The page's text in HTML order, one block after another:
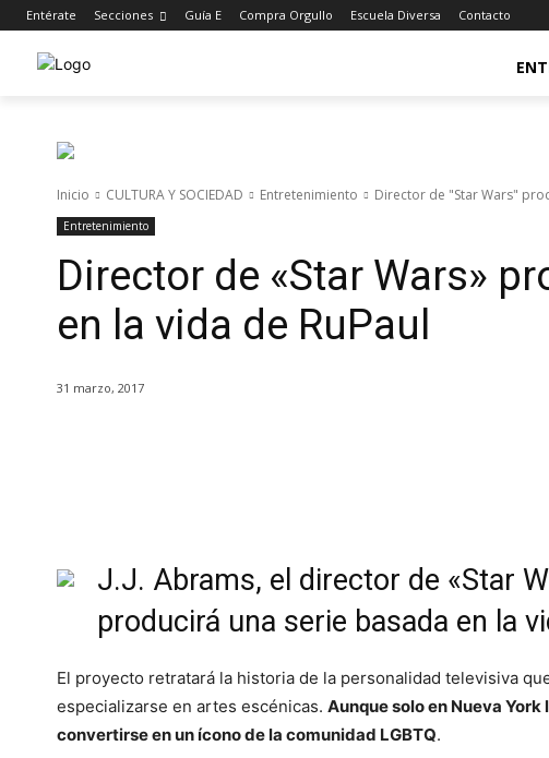
Entérate Secciones Guía E Compra Orgullo Escuela Diversa Contacto
Inicio CULTURA Y SOCIEDAD Entretenimiento Director de "Star Wars"
Entretenimiento
Director de «Star Wars»
en la vida de RuPaul
31 marzo, 2017
J.J. Abrams, el director de «Star
producirá una serie basada en la
El proyecto retratará la historia de la personalidad televisiva
especializarse en artes escénicas. Aunque solo en Nueva
convertirse en un ícono de la comunidad LGBTQ.